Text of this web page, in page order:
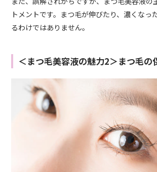
トメントです。まつ毛が伸びたり、濃くなっ
るわけではありません。
＜まつ毛美容液の魅力2＞まつ毛の